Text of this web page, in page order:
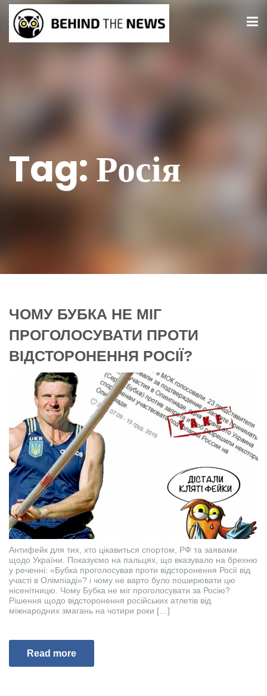
Tag:Росія
ЧОМУ БУБКА НЕ МІГ
ПРОГОЛОСУВАТИ ПРОТИ
ВІДСТОРОНЕННЯ РОСІЇ?
Антифейк для тих, хто цікавиться спортом, РФ та заявами
щодо України. Показуємо на пальцях, що вказувало на брехню
у реченні: «Бубка проголосував проти відсторонення Росії від
участі в Олімпіаді»? і чому не варто було поширювати цю
нісенітницю. Чому Бубка не міг проголосувати за Росію?
Рішення щодо відсторонення російських атлетів від
міжнародних змагань на чотири роки […]
Read more